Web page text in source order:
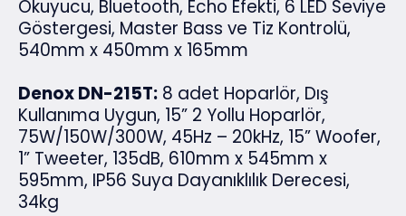
Okuyucu, Bluetooth, Echo Efekti, 6 LED Seviye
Göstergesi, Master Bass ve Tiz Kontrolü,
540mm x 450mm x 165mm
Denox DN-215T: 8 adet Hoparlör, Dış
Kullanıma Uygun, 15” 2 Yollu Hoparlör,
75W/150W/300W, 45Hz – 20kHz, 15” Woofer,
1” Tweeter, 135dB, 610mm x 545mm x
595mm, IP56 Suya Dayanıklılık Derecesi,
34kg